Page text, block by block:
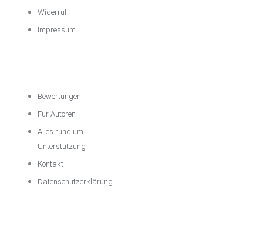
Widerruf
Impressum
Bewertungen
Für Autoren
Alles rund um
Unterstützung
Kontakt
Datenschutzerklärung